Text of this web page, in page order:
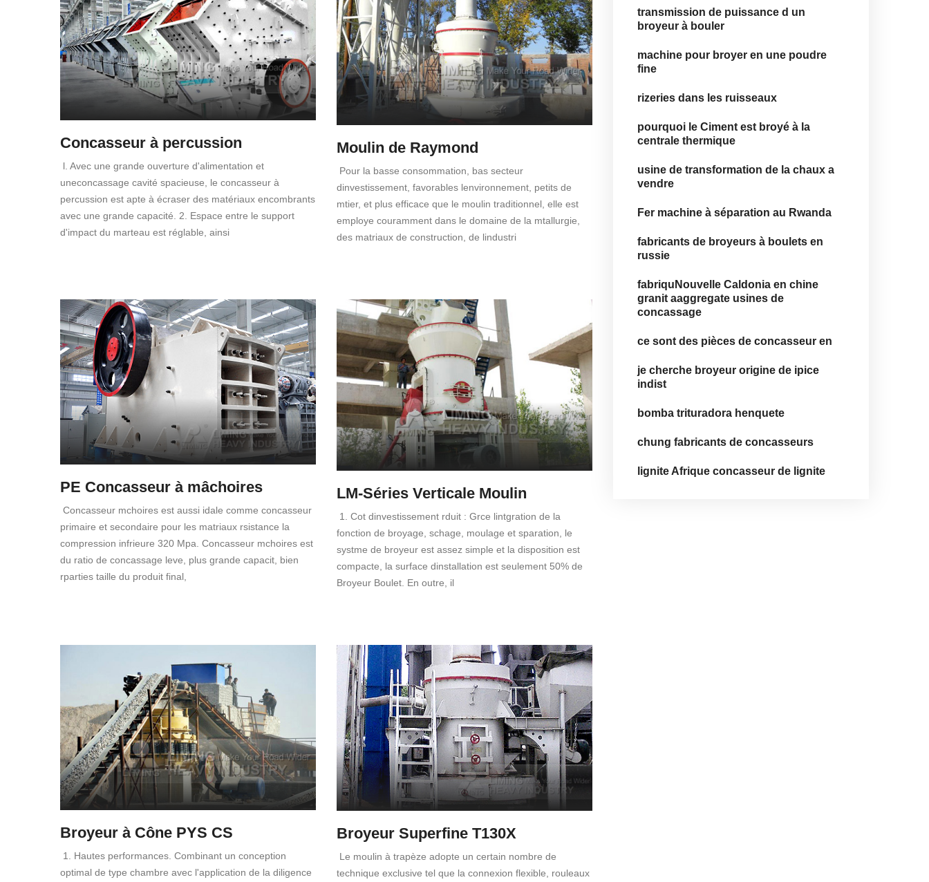
Concasseur à percussion
l. Avec une grande ouverture d'alimentation et
uneconcassage cavité spacieuse, le concasseur à
percussion est apte à écraser des matériaux encombrants
avec une grande capacité. 2. Espace entre le support
d'impact du marteau est réglable, ainsi
Moulin de Raymond
Pour la basse consommation, bas secteur
dinvestissement, favorables lenvironnement, petits de
mtier, et plus efficace que le moulin traditionnel, elle est
employe couramment dans le domaine de la mtallurgie,
des matriaux de construction, de lindustri
PE Concasseur à mâchoires
Concasseur mchoires est aussi idale comme concasseur
primaire et secondaire pour les matriaux rsistance la
compression infrieure 320 Mpa. Concasseur mchoires est
du ratio de concassage leve, plus grande capacit, bien
rparties taille du produit final,
LM-Séries Verticale Moulin
1. Cot dinvestissement rduit : Grce lintgration de la
fonction de broyage, schage, moulage et sparation, le
systme de broyeur est assez simple et la disposition est
compacte, la surface dinstallation est seulement 50% de
Broyeur Boulet. En outre, il
Broyeur à Cône PYS CS
1. Hautes performances. Combinant un conception
optimal de type chambre avec l'application de la diligence
Broyeur Superfine T130X
Le moulin à trapèze adopte un certain nombre de
technique exclusive tel que la connexion flexible, rouleaux
transmission de puissance d un
broyeur à bouler
machine pour broyer en une poudre
fine
rizeries dans les ruisseaux
pourquoi le Ciment est broyé à la
centrale thermique
usine de transformation de la chaux a
vendre
Fer machine à séparation au Rwanda
fabricants de broyeurs à boulets en
russie
fabriquNouvelle Caldonia en chine
granit aaggregate usines de
concassage
ce sont des pièces de concasseur en
je cherche broyeur origine de ipice
indist
bomba trituradora henquete
chung fabricants de concasseurs
lignite Afrique concasseur de lignite